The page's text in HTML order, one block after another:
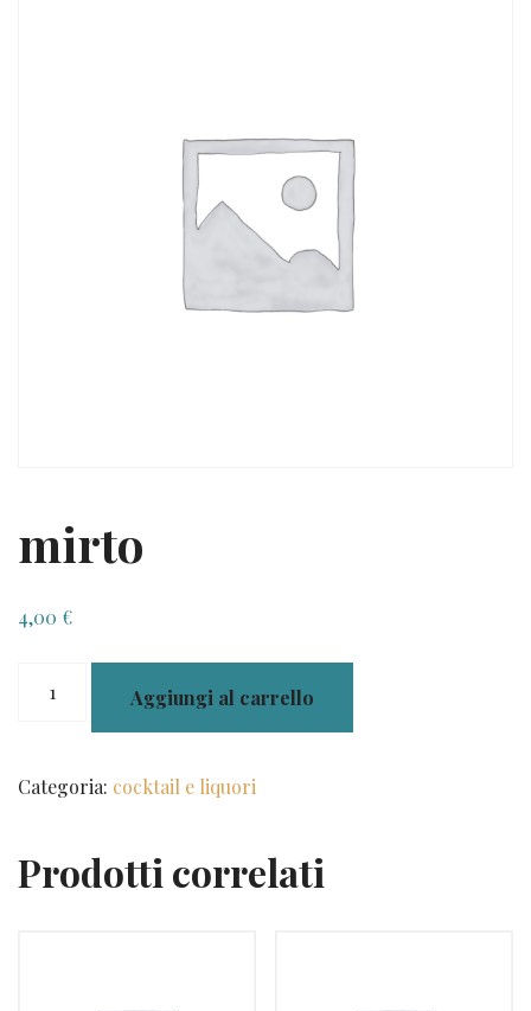
mirto
4,00 €
Aggiungi al carrello
Categoria: cocktail e liquori
Prodotti correlati